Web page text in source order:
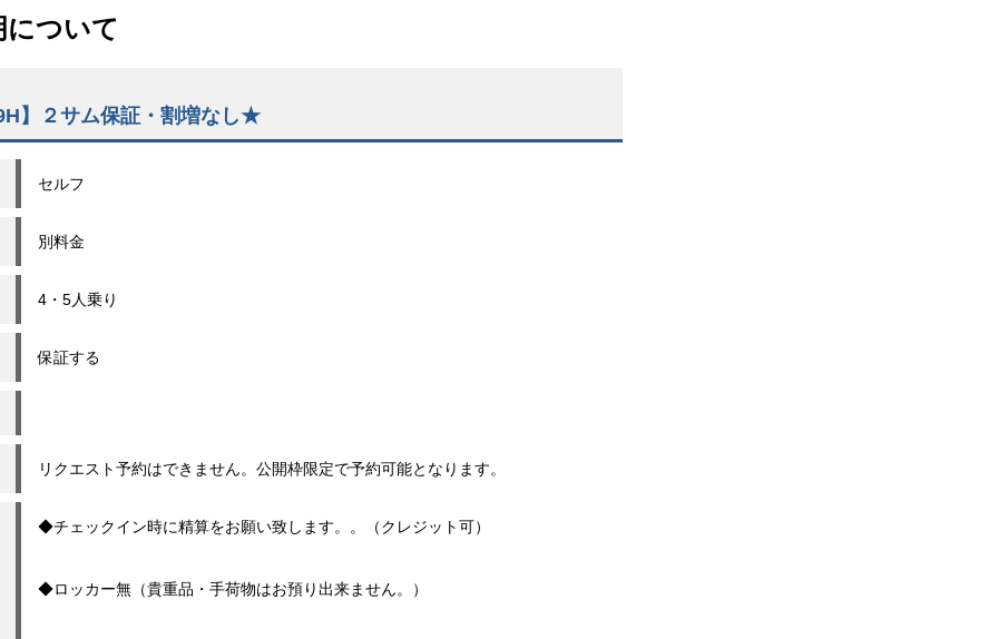
ついて
】２サム保証・割増なし★
セルフ
別料金
4・5人乗り
保証する
リクエスト予約はできません。公開枠限定で予約可能となります。
◆チェックイン時に精算をお願い致します。。（クレジット可）
◆ロッカー無（貴重品・手荷物はお預り出来ません。）